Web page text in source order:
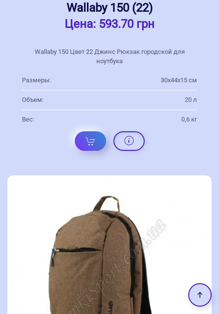
Wallaby 150 (22)
Цена: 593.70 грн
Wallaby 150 Цвет 22 Джинс Рюкзак городской для
ноутбука
Размеры: 30х44х15 см
Объем: 20 л
Вес: 0,6 кг